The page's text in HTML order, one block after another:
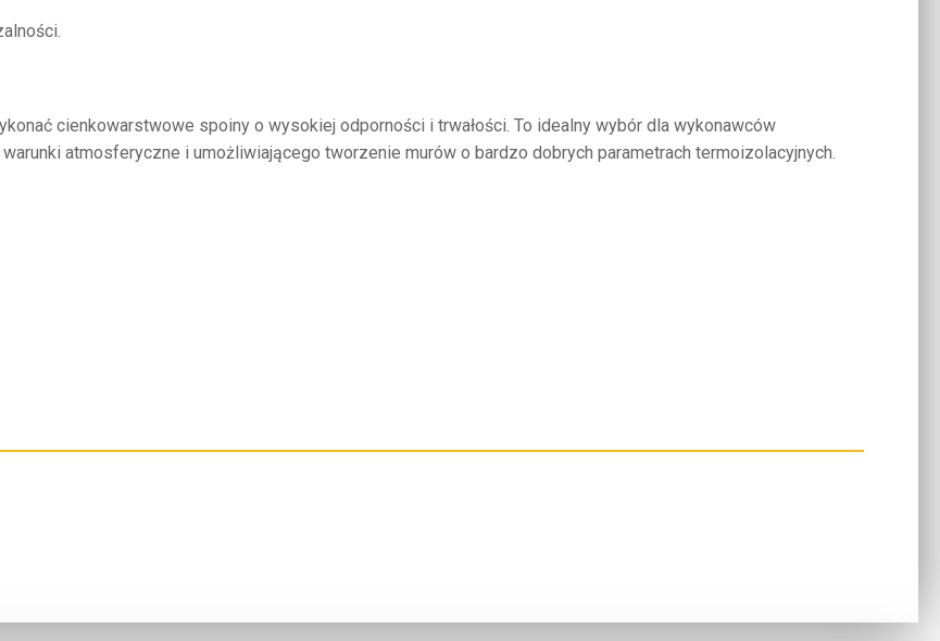
cienkowarstwowe spoiny o wysokiej odporności i trwałości. To idealny wybór dla wykonawców
atmosferyczne i umożliwiającego tworzenie murów o bardzo dobrych parametrach termoizolacyjnych.